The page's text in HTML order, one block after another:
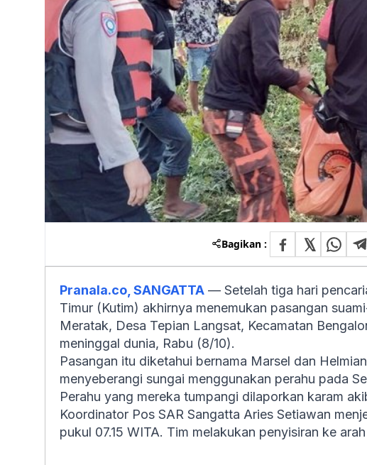
Bagikan :
Pranala.co, SANGATTA — Setelah tiga hari
Timur (Kutim) akhirnya menemukan pasangan
Meratak, Desa Tepian Langsat, Kecamatan
meninggal dunia, Rabu (8/10).
Pasangan itu diketahui bernama Marsel dan
menyeberangi sungai menggunakan perahu pada
Perahu yang mereka tumpangi dilaporkan karam
Koordinator Pos SAR Sangatta Aries Setiawan
pukul 07.15 WITA. Tim melakukan penyisiran ke